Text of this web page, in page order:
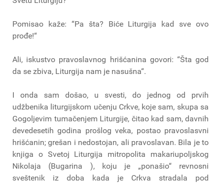
Pomisao kaže: “Pa šta? Biće Liturgija kad sve ovo
prođe!“
Ali, iskustvo pravoslavnog hrišćanina govori: “Šta god
da se zbiva, Liturgija nam je nasušna“.
I onda sam došao, u svesti, do jednog od prvih
udžbenika liturgijskom učenju Crkve, koje sam, skupa sa
Gogoljevim tumačenjem Liturgije, čitao kad sam, davnih
devedesetih godina prošlog veka, postao pravoslasvni
hrišćanin; grešan i nedostojan, ali pravoslavan. Bila je to
knjiga o Svetoj Liturgija mitropolita makariupoljskog
Nikolaja (Bugarina ), koju je „ponašio“ revnosni
sveštenik iz doba kada je Crkva stradala pod